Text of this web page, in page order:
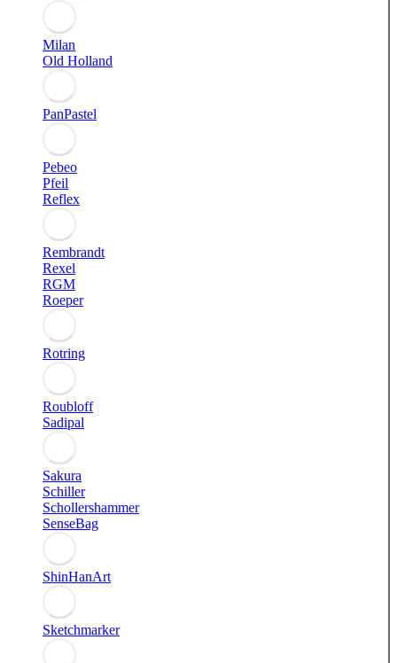
Milan
Old Holland
PanPastel
Pebeo
Pfeil
Reflex
Rembrandt
Rexel
RGM
Roeper
Rotring
Roubloff
Sadipal
Sakura
Schiller
Schollershammer
SenseBag
ShinHanArt
Sketchmarker